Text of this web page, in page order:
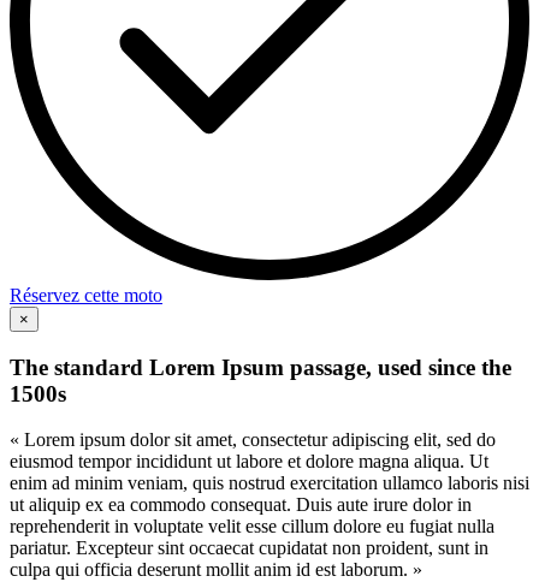
Réservez cette moto
×
The standard Lorem Ipsum passage, used since the
1500s
« Lorem ipsum dolor sit amet, consectetur adipiscing elit, sed do
eiusmod tempor incididunt ut labore et dolore magna aliqua. Ut
enim ad minim veniam, quis nostrud exercitation ullamco laboris nisi
ut aliquip ex ea commodo consequat. Duis aute irure dolor in
reprehenderit in voluptate velit esse cillum dolore eu fugiat nulla
pariatur. Excepteur sint occaecat cupidatat non proident, sunt in
culpa qui officia deserunt mollit anim id est laborum. »